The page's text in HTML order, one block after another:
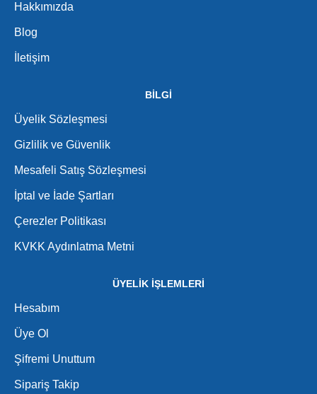
Hakkımızda
Blog
İletişim
BİLGİ
Üyelik Sözleşmesi
Gizlilik ve Güvenlik
Mesafeli Satış Sözleşmesi
İptal ve İade Şartları
Çerezler Politikası
KVKK Aydınlatma Metni
ÜYELİK İŞLEMLERİ
Hesabım
Üye Ol
Şifremi Unuttum
Sipariş Takip